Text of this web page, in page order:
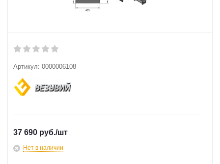
Артикул: 0000006108
37 690 руб./шт
Нет в наличии